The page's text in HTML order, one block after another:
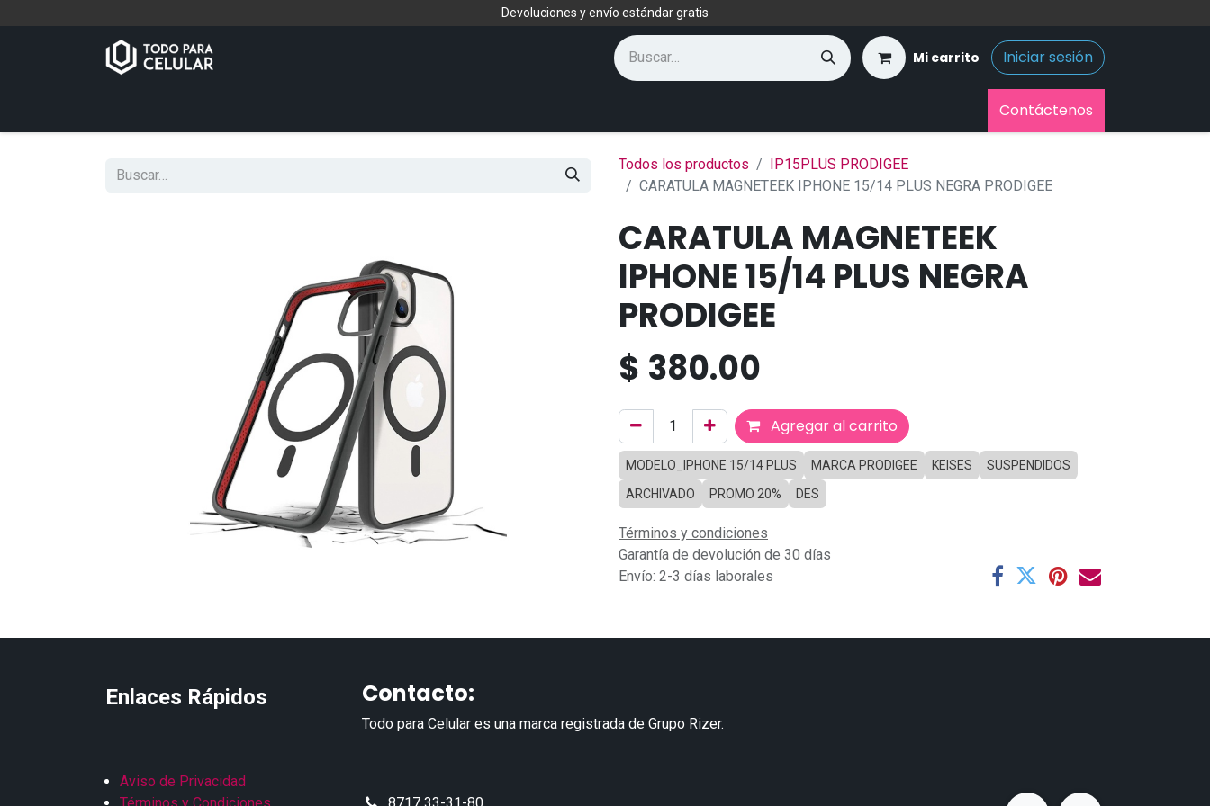
Devoluciones y envío estándar gratis
Mi carrito Iniciar sesión
Contáctenos
Todos los productos
IP15PLUS PRODIGEE
CARATULA MAGNETEEK IPHONE 15/14 PLUS NEGRA PRODIGEE
CARATULA MAGNETEEK
IPHONE 15/14 PLUS NEGRA
PRODIGEE
$ 380.00
Agregar al carrito
MODELO_IPHONE 15/14 PLUS MARCA PRODIGEE KEISES
SUSPENDIDOS
ARCHIVADO
PROMO 20% DES
Términos y condiciones
Garantía de devolución de 30 días
Envío: 2-3 días laborales
Enlaces Rápidos Contacto:
Todo para Celular es una marca registrada de Grupo Rizer.
Aviso de Privacidad